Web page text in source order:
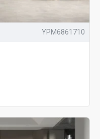
YPM6861710